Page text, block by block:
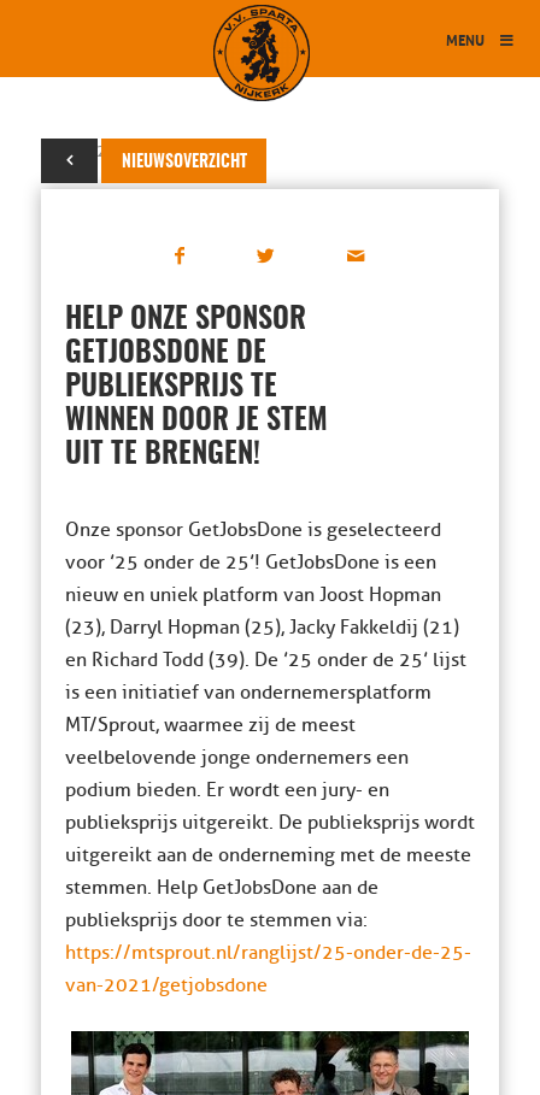
MENU
NIEUWSOVERZICHT
25 juni 2021
HELP ONZE SPONSOR
GETJOBSDONE DE
PUBLIEKSPRIJS TE
WINNEN DOOR JE STEM
UIT TE BRENGEN!
Onze sponsor GetJobsDone is geselecteerd
voor ’25 onder de 25’! GetJobsDone is een
nieuw en uniek platform van Joost Hopman
(23), Darryl Hopman (25), Jacky Fakkeldij (21)
en Richard Todd (39). De ’25 onder de 25’ lijst
is een initiatief van ondernemersplatform
MT/Sprout, waarmee zij de meest
veelbelovende jonge ondernemers een
podium bieden. Er wordt een jury- en
publieksprijs uitgereikt. De publieksprijs wordt
uitgereikt aan de onderneming met de meeste
stemmen. Help GetJobsDone aan de
publieksprijs door te stemmen via:
https://mtsprout.nl/ranglijst/25-onder-de-25-
van-2021/getjobsdone